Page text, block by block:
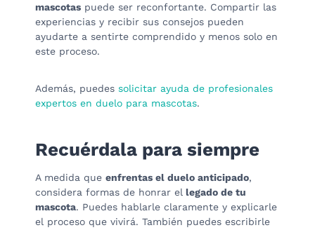
mascotas puede ser reconfortante. Compartir las
experiencias y recibir sus consejos pueden
ayudarte a sentirte comprendido y menos solo en
este proceso.
Además, puedes solicitar ayuda de profesionales
expertos en duelo para mascotas.
Recuérdala para siempre
A medida que enfrentas el duelo anticipado,
considera formas de honrar el legado de tu
mascota. Puedes hablarle claramente y explicarle
el proceso que vivirá. También puedes escribirle